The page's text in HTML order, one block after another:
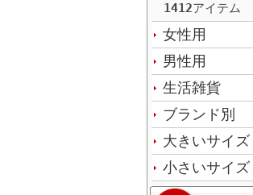
1412アイテム
女性用
男性用
生活雑貨
ブランド別
大きいサイズ
小さいサイズ